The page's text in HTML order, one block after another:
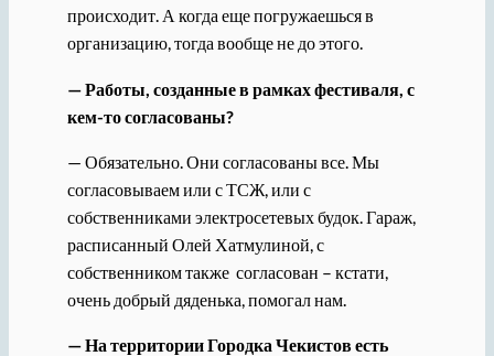
происходит. А когда еще погружаешься в
организацию, тогда вообще не до этого.
— Работы, созданные в рамках фестиваля, с
кем-то согласованы?
— Обязательно. Они согласованы все. Мы
согласовываем или с ТСЖ, или с
собственниками электросетевых будок. Гараж,
расписанный Олей Хатмулиной, с
собственником также согласован – кстати,
очень добрый дяденька, помогал нам.
— На территории Городка Чекистов есть